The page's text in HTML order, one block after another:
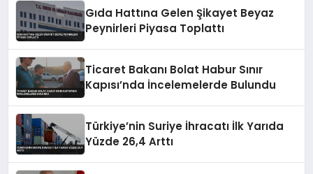
Gıda Hattına Gelen Şikayet Beyaz
Peynirleri Piyasa Toplattı
Ticaret Bakanı Bolat Habur Sınır
Kapısı’nda İncelemelerde Bulundu
Türkiye’nin Suriye İhracatı İlk Yarıda
Yüzde 26,4 Arttı